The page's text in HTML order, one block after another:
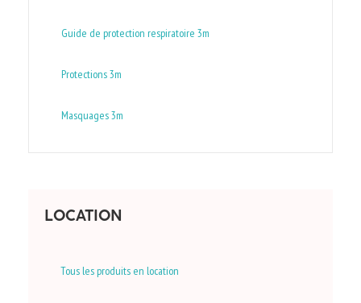
Guide de protection respiratoire 3m
Protections 3m
Masquages 3m
LOCATION
Tous les produits en location